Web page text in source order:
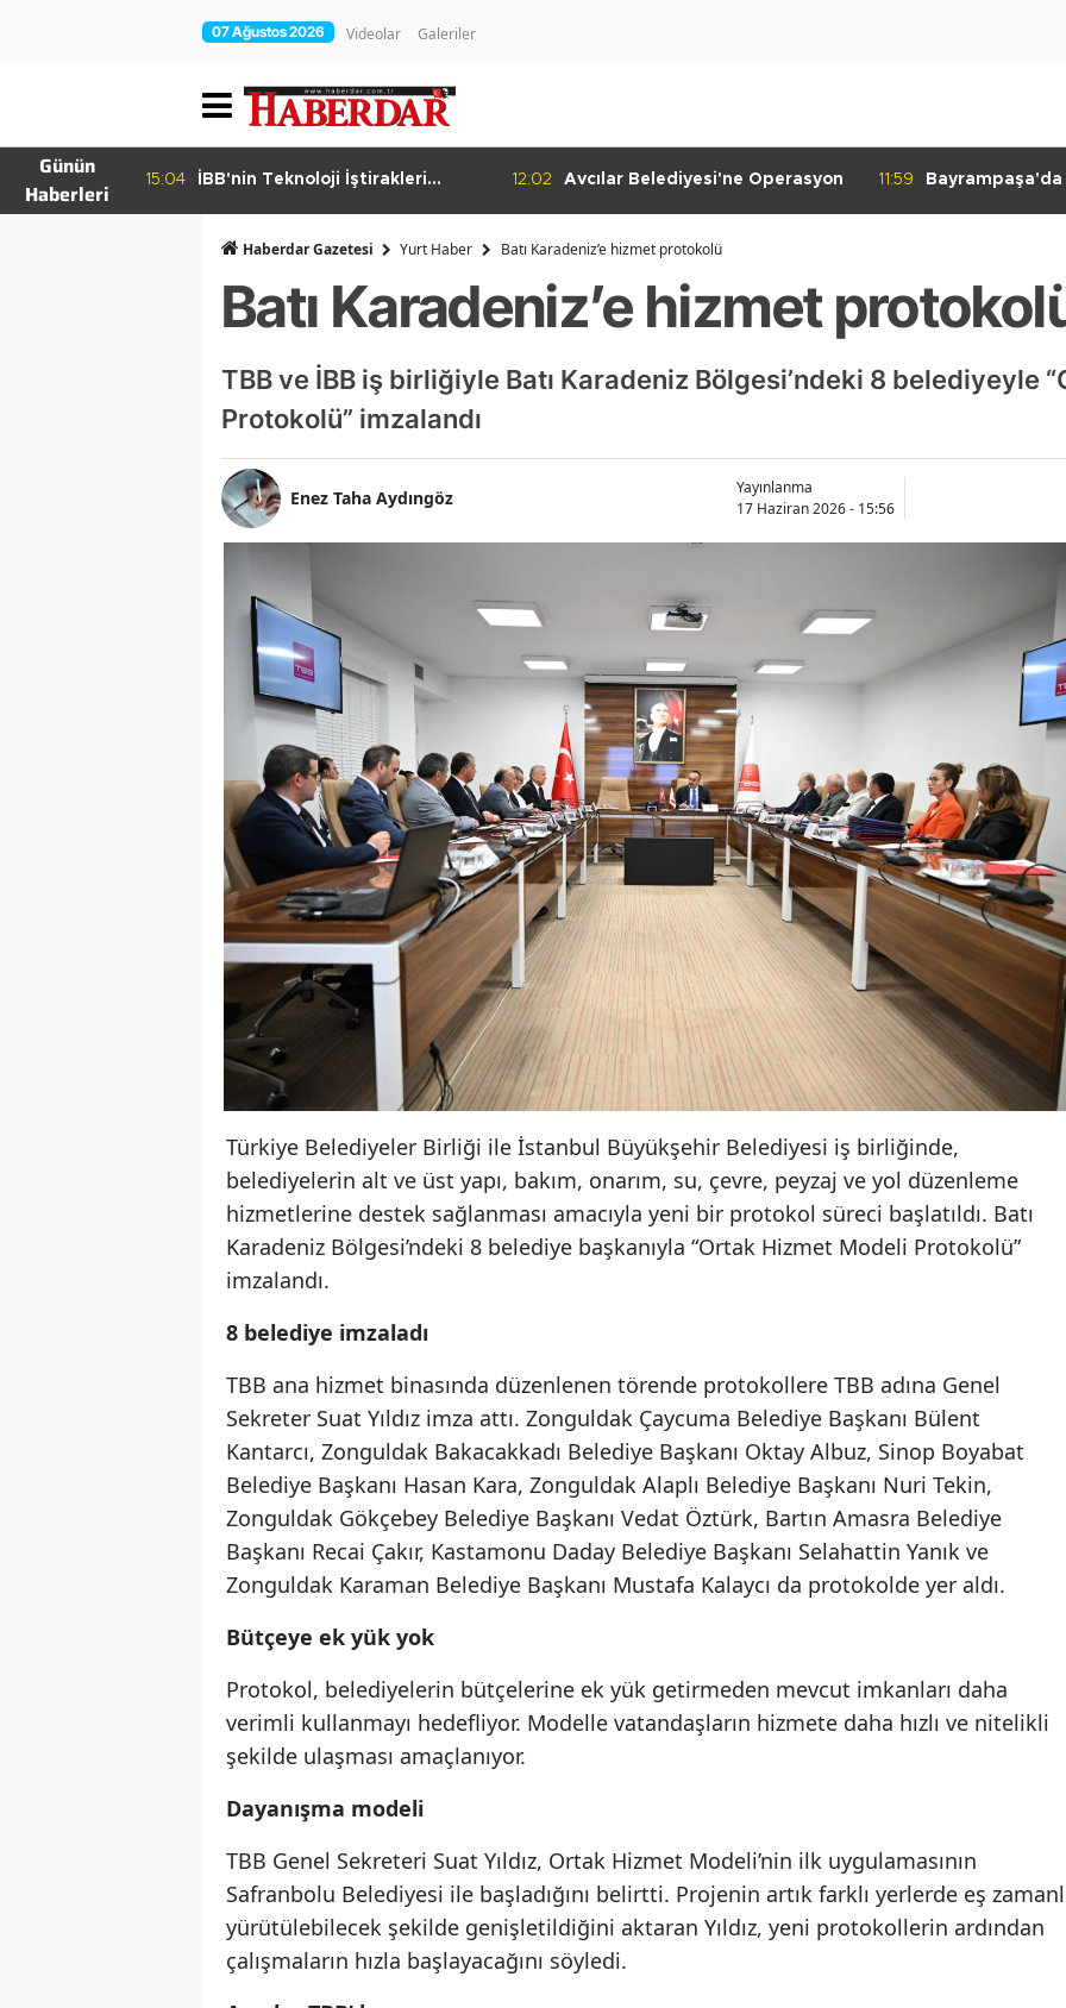
07 Ağustos 2026 Videolar Galeriler
Günün
Haberleri
Bamyası
15:04
İBB'nin Teknoloji İştirakleri
12:02 Avcılar Belediyesi'ne Operasyon 11:59
Bayrampaşa'da
Haberdar Gazetesi Yurt Haber Batı Karadeniz’e hizmet protokolü
Batı Karadeniz’e hizmet
TBB ve İBB iş birliğiyle Batı Karadeniz Bölgesi’ndeki 8 belediyeyle
Protokolü” imzalandı
Enez Taha Aydıngöz
Yayınlanma
17 Haziran 2026 - 15:56
Türkiye Belediyeler Birliği ile İstanbul Büyükşehir Belediyesi iş birliğinde,
belediyelerin alt ve üst yapı, bakım, onarım, su, çevre, peyzaj ve yol düzenleme
hizmetlerine destek sağlanması amacıyla yeni bir protokol süreci başlatıldı. Batı
Karadeniz Bölgesi’ndeki 8 belediye başkanıyla “Ortak Hizmet Modeli Protokolü”
imzalandı.
8 belediye imzaladı
TBB ana hizmet binasında düzenlenen törende protokollere TBB adına Genel
Sekreter Suat Yıldız imza attı. Zonguldak Çaycuma Belediye Başkanı Bülent
Kantarcı, Zonguldak Bakacakkadı Belediye Başkanı Oktay Albuz, Sinop Boyabat
Belediye Başkanı Hasan Kara, Zonguldak Alaplı Belediye Başkanı Nuri Tekin,
Zonguldak Gökçebey Belediye Başkanı Vedat Öztürk, Bartın Amasra Belediye
Başkanı Recai Çakır, Kastamonu Daday Belediye Başkanı Selahattin Yanık ve
Zonguldak Karaman Belediye Başkanı Mustafa Kalaycı da protokolde yer aldı.
Bütçeye ek yük yok
Protokol, belediyelerin bütçelerine ek yük getirmeden mevcut imkanları daha
verimli kullanmayı hedefliyor. Modelle vatandaşların hizmete daha hızlı ve nitelikli
şekilde ulaşması amaçlanıyor.
Dayanışma modeli
TBB Genel Sekreteri Suat Yıldız, Ortak Hizmet Modeli’nin ilk uygulamasının
Safranbolu Belediyesi ile başladığını belirtti. Projenin artık farklı yerlerde eş
yürütülebilecek şekilde genişletildiğini aktaran Yıldız, yeni protokollerin ardından
çalışmaların hızla başlayacağını söyledi.